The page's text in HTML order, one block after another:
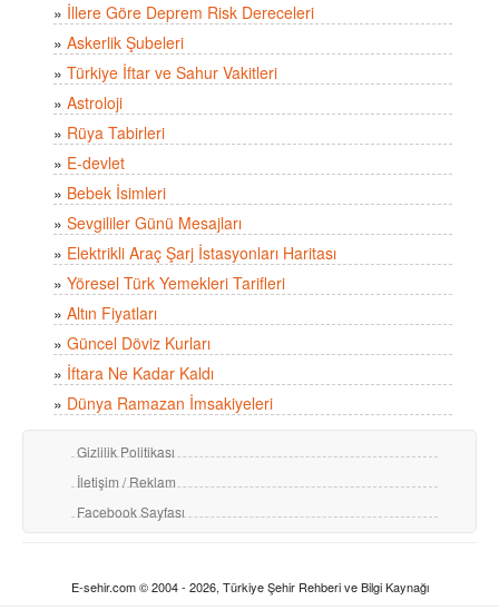
» İllere Göre Deprem Risk Dereceleri
» Askerlik Şubeleri
» Türkiye İftar ve Sahur Vakitleri
» Astroloji
» Rüya Tabirleri
» E-devlet
» Bebek İsimleri
» Sevgililer Günü Mesajları
» Elektrikli Araç Şarj İstasyonları Haritası
» Yöresel Türk Yemekleri Tarifleri
» Altın Fiyatları
» Güncel Döviz Kurları
» İftara Ne Kadar Kaldı
» Dünya Ramazan İmsakiyeleri
Gizlilik Politikası
İletişim / Reklam
Facebook Sayfası
E-sehir.com © 2004 - 2026, Türkiye Şehir Rehberi ve Bilgi Kaynağı